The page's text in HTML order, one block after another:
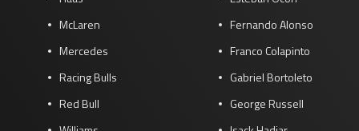
McLaren
Mercedes
Racing Bulls
Red Bull
Fernando Alonso
Franco Colapinto
Gabriel Bortoleto
George Russell